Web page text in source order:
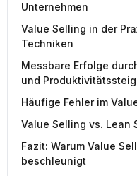
Unternehmen
Value Selling in der
Techniken
Messbare Erfolge
und
Häufige Fehler im
Value Selling vs. Lean
Fazit: Warum Value
beschleunigt